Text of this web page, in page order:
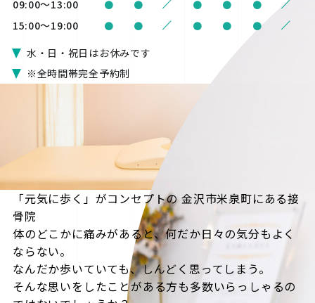
09:00〜13:00 ● ● ● ● ●
15:00〜19:00 ● ● / ● ● ● /
水・日・祝日はお休みです
※全時間帯完全予約制
「元気に歩く」がコンセプトの金沢市米泉町にある接
骨院
体のどこかに痛みがあると、何だか日々の気分もよく
ならない。
なんだか歩いていても、しんどく思ってしまう。
そんな思いをしたことがある方も多数いらっしゃるの